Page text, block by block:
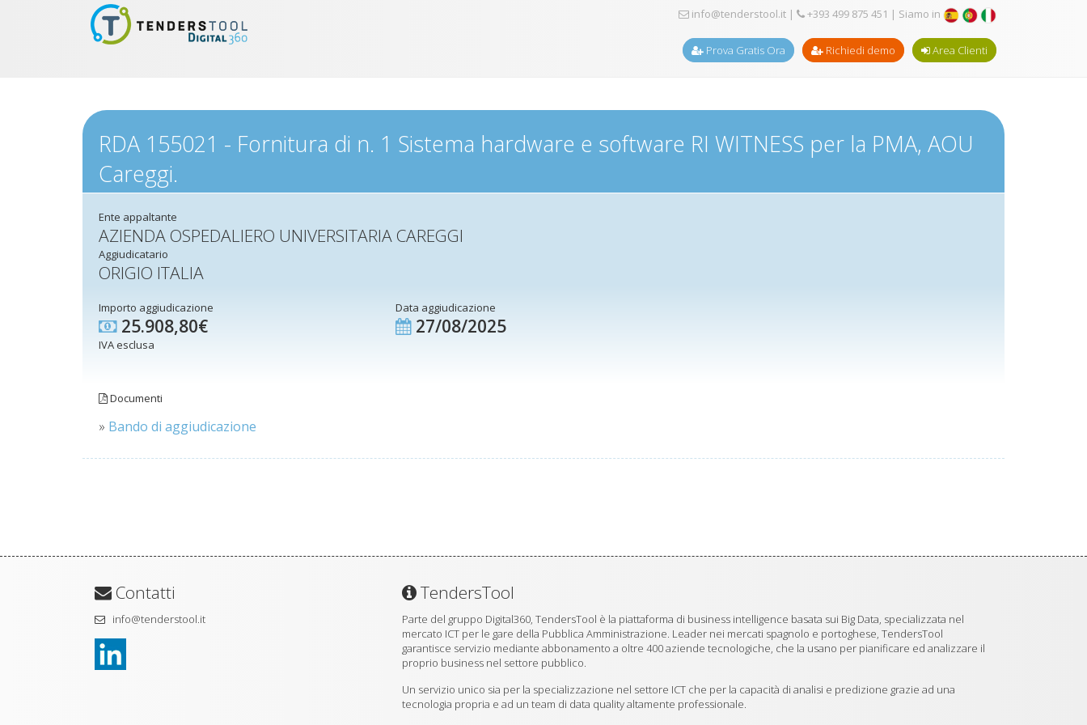
info@tenderstool.it | +393 499 875 451 | Siamo in
Prova Gratis Ora Richiedi demo Area Clienti
RDA 155021 - Fornitura di n. 1 Sistema hardware e software RI WITNESS per la PMA, AOU
Careggi.
Ente appaltante
AZIENDA OSPEDALIERO UNIVERSITARIA CAREGGI
Aggiudicatario
ORIGIO ITALIA
Importo aggiudicazione
25.908,80€
IVA esclusa
Data aggiudicazione
27/08/2025
Documenti
» Bando di aggiudicazione
Contatti
info@tenderstool.it
TendersTool
Parte del gruppo Digital360, TendersTool è la piattaforma di business intelligence basata sui Big Data, specializzata nel
mercato ICT per le gare della Pubblica Amministrazione. Leader nei mercati spagnolo e portoghese, TendersTool
garantisce servizio mediante abbonamento a oltre 400 aziende tecnologiche, che la usano per pianificare ed analizzare il
proprio business nel settore pubblico.
Un servizio unico sia per la specializzazione nel settore ICT che per la capacità di analisi e predizione grazie ad una
tecnologia propria e ad un team di data quality altamente professionale.